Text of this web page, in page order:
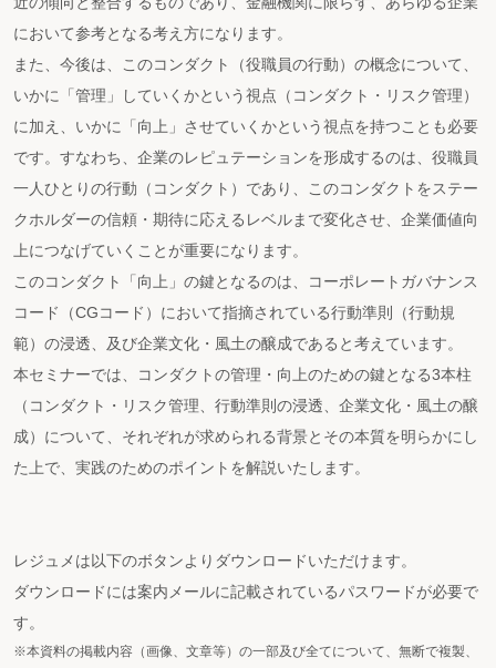
において参考となる考え方になります。
また、今後は、このコンダクト（役職員の行動）の概念について、
いかに「管理」していくかという視点（コンダクト・リスク管理）
に加え、いかに「向上」させていくかという視点を持つことも必要
です。すなわち、企業のレピュテーションを形成するのは、役職員
一人ひとりの行動（コンダクト）であり、このコンダクトをステー
クホルダーの信頼・期待に応えるレベルまで変化させ、企業価値向
上につなげていくことが重要になります。
このコンダクト「向上」の鍵となるのは、コーポレートガバナンス
コード（CGコード）において指摘されている行動準則（行動規
範）の浸透、及び企業文化・風土の醸成であると考えています。
本セミナーでは、コンダクトの管理・向上のための鍵となる3本柱
（コンダクト・リスク管理、行動準則の浸透、企業文化・風土の醸
成）について、それぞれが求められる背景とその本質を明らかにし
た上で、実践のためのポイントを解説いたします。
レジュメは以下のボタンよりダウンロードいただけます。
ダウンロードには案内メールに記載されているパスワードが必要で
す。
※本資料の掲載内容（画像、文章等）の一部及び全てについて、無断で複製、